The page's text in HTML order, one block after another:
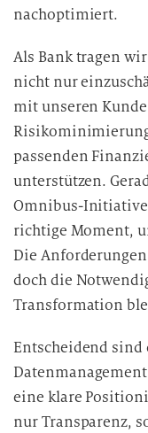
nachoptimiert.
Als Bank tragen
nicht nur
mit unseren
passenden
unterstützen.
Omnibus-
richtige Moment,
Die
doch die
Transformation
Entscheidend sind
eine klare
nur Transparenz,